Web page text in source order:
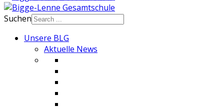
Suchen
Unsere BLG
Aktuelle News